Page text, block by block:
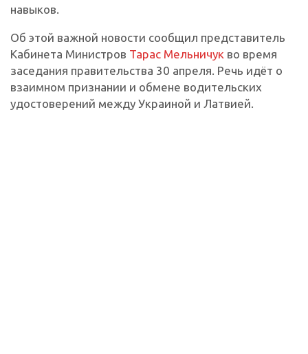
навыков.
Об этой важной новости сообщил представитель
Кабинета Министров Тарас Мельничук во время
заседания правительства 30 апреля. Речь идёт о
взаимном признании и обмене водительских
удостоверений между Украиной и Латвией.